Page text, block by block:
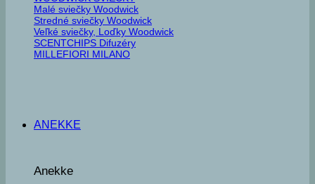
Malé sviečky Woodwick
Stredné sviečky Woodwick
Veľké sviečky, Loďky Woodwick
SCENTCHIPS Difuzéry
MILLEFIORI MILANO
ANEKKE
Anekke